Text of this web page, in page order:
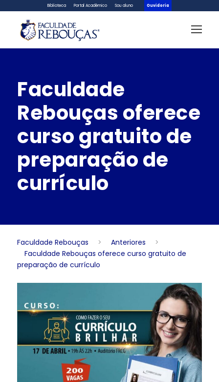
Biblioteca Portal Acadêmico Sou aluno Ouvidoria
Faculdade
Rebouças oferece
curso gratuito de
preparação de
currículo
Faculdade Rebouças > Anteriores
>
Faculdade Rebouças oferece curso gratuito de
preparação de currículo